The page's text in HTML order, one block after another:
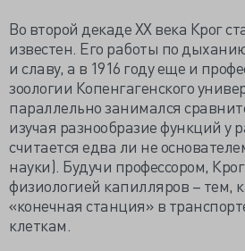
Во второй декаде XX века Крог
известен. Его работы по
и славу, а в 1916 году еще и
зоологии Копенгагенского
параллельно занимался
изучая разнообразие функций у
считается едва ли не
науки). Будучи профессором,
физиологией капилляров – тем,
«конечная станция» в
клеткам.